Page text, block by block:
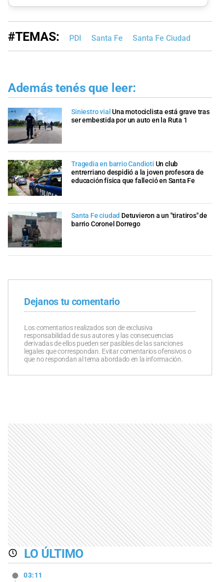
#TEMAS: PDI Santa Fe Santa Fe Ciudad
Además tenés que leer:
Siniestro vialUna motociclista está grave tras
ser embestida por un auto en la Ruta 1
Tragedia en barrio Candioti Un club
entrerriano despidió a la joven profesora de
educación física que falleció en Santa Fe
Santa Fe ciudad Detuvieron a un "tiratiros" de
barrio Coronel Dorrego
Dejanos tu comentario
Los comentarios realizados son de exclusiva
responsabilidad de sus autores y las consecuencias
derivadas de ellos pueden ser pasibles de las sanciones
legales que correspondan. Evitar comentarios ofensivos o
que no respondan al tema abordado en la información.
LO ÚLTIMO
03:11